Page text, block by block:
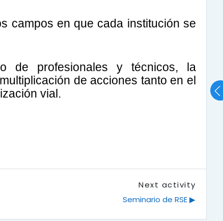
campos en que cada institución se
de profesionales y técnicos, la
de acciones tanto en el
vial.
Next activity
Seminario de RSE ▶︎